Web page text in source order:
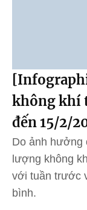
không khí
đến 15/2/
Do ảnh hưởng
lượng không
với tuần trước
bình.